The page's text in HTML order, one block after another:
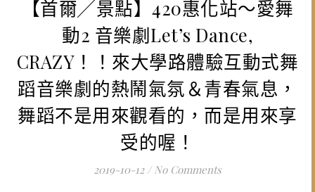
【首爾╱景點】420惠化站～愛舞
動2 音樂劇Let’s Dance,
CRAZY！！來大學路體驗互動式舞
蹈音樂劇的熱鬧氣氛＆青春氣息，
舞蹈不是用來觀看的，而是用來享
受的喔！
2019-10-12 / No Comments